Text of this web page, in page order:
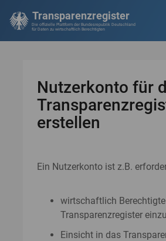
Transparenzregister
Die offizielle Plattform der Bundesrepublik Deutschland
für Daten zu wirtschaftlich Berechtigten
Nutzerkonto für
erstellen
Ein Nutzerkonto ist z.B.
wirtschaftlich
Transparenzregister
Einsicht in das